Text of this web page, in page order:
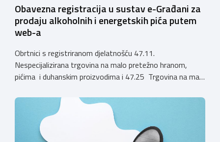
Obavezna registracija u sustav e-Građani za
prodaju alkoholnih i energetskih pića putem
web-a
Obrtnici s registriranom djelatnošću 47.11.
Nespecijalizirana trgovina na malo pretežno hranom,
pićima i duhanskim proizvodima i 47.25 Trgovina na malo
koja sadrže alkohol i energetska pića dužni su uskladiti
svoje poslovne procese i osigurati tehničko rješenje za
vjerodostojnu provjeru punoljetnosti kupca putem
sustava e-Građani ili putem mobilne […]